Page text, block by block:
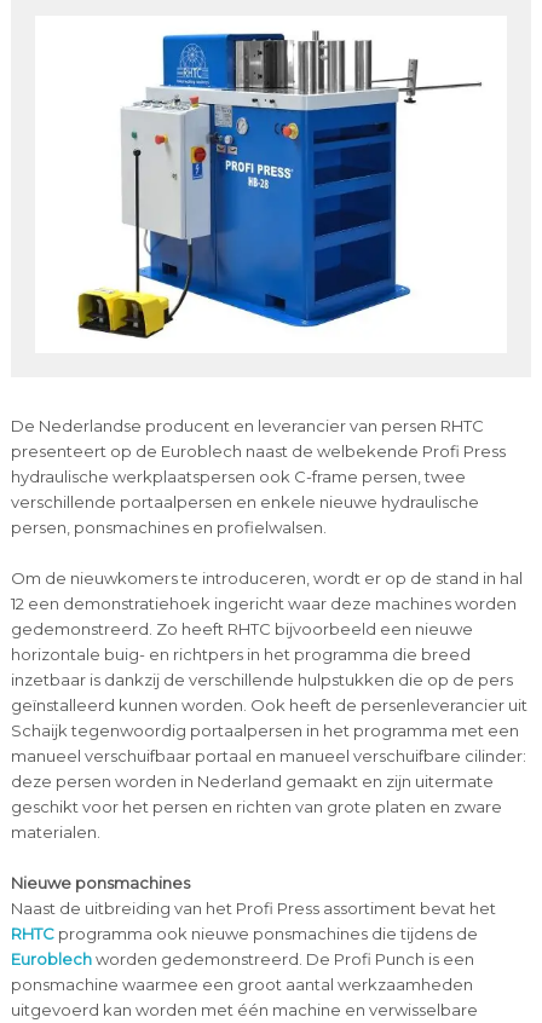
De Nederlandse producent en leverancier van persen RHTC
presenteert op de Euroblech naast de welbekende Profi Press
hydraulische werkplaatspersen ook C-frame persen, twee
verschillende portaalpersen en enkele nieuwe hydraulische
persen, ponsmachines en profielwalsen.
Om de nieuwkomers te introduceren, wordt er op de stand in hal
12 een demonstratiehoek ingericht waar deze machines worden
gedemonstreerd. Zo heeft RHTC bijvoorbeeld een nieuwe
horizontale buig- en richtpers in het programma die breed
inzetbaar is dankzij de verschillende hulpstukken die op de pers
geïnstalleerd kunnen worden. Ook heeft de persenleverancier uit
Schaijk tegenwoordig portaalpersen in het programma met een
manueel verschuifbaar portaal en manueel verschuifbare cilinder:
deze persen worden in Nederland gemaakt en zijn uitermate
geschikt voor het persen en richten van grote platen en zware
materialen.
Nieuwe ponsmachines
Naast de uitbreiding van het Profi Press assortiment bevat het
RHTCprogramma ook nieuwe ponsmachines die tijdens de
Euroblechworden gedemonstreerd. De Profi Punch is een
ponsmachine waarmee een groot aantal werkzaamheden
uitgevoerd kan worden met één machine en verwisselbare